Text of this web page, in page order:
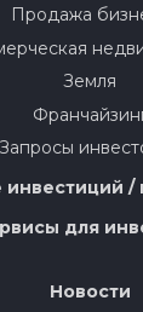
Продажа
Земля
Запросы
/
для
Новости